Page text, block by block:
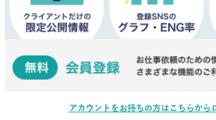
アカウントをお持ちの方はこちらから